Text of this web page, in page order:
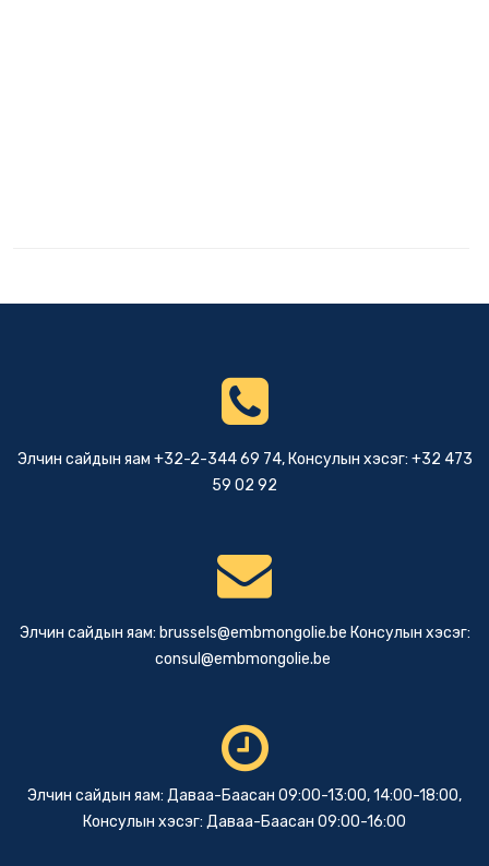
Элчин сайдын яам +32-2-344 69 74, Консулын хэсэг: +32 473
59 02 92
Элчин сайдын яам: brussels@embmongolie.be Консулын хэсэг:
consul@embmongolie.be
Элчин сайдын яам: Даваа-Баасан 09:00-13:00, 14:00-18:00,
Консулын хэсэг: Даваа-Баасан 09:00-16:00